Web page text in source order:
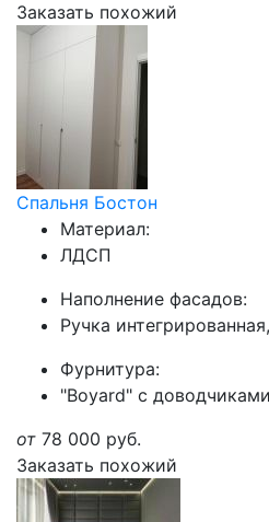
Заказать похожий
Спальня Бостон
Материал:
ЛДСП
Наполнение фасадов:
Ручка
Фурнитура:
"Boyard" с доводчиками
от 78 000 руб.
Заказать похожий